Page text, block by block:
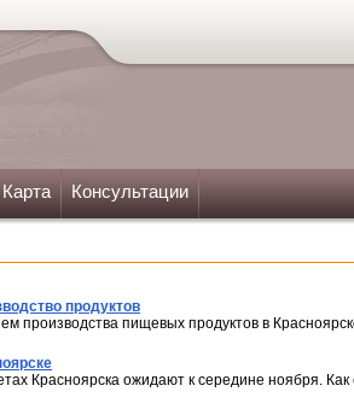
Карта Консультации
продуктов
производства пищевых продуктов в
Красноярска ожидают к середине ноября.